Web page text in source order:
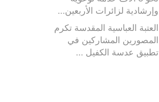
وإرشادية لزائرات الأربعين...
العتبة العباسية المقدسة تكرم
المصورين المشاركين في
تطبيق عدسة الكفيل ...